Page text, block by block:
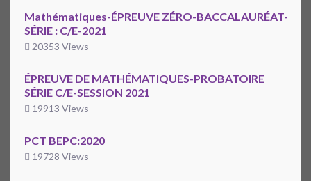
Mathématiques-ÉPREUVE ZÉRO-BACCALAURÉAT-
SÉRIE : C/E-2021
20353 Views
ÉPREUVE DE MATHÉMATIQUES-PROBATOIRE
SÉRIE C/E-SESSION 2021
19913 Views
PCT BEPC:2020
19728 Views